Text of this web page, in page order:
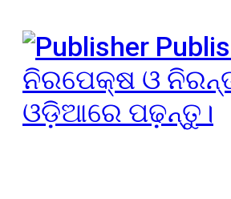
ନିରପେକ୍ଷ ଓ
ଓଡ଼ିଆରେ ପଢ଼ନ୍ତୁ।